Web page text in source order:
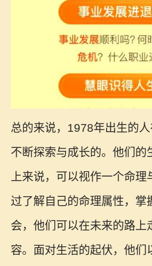
总的来说，1978年出生的
不断探索与成长的。他们的
上来说，可以视作一个命
过了解自己的命理属性，掌
会，他们可以在未来的路上
容。面对生活的起伏，他们